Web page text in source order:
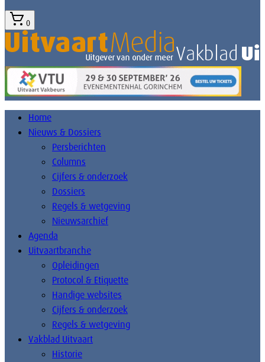
0
Home
Nieuws & Dossiers
Persberichten
Columns
Cijfers & onderzoek
Dossiers
Regels & wetgeving
Nieuwsarchief
Agenda
Uitvaartbranche
Opleidingen
Protocol & Etiquette
Handige websites
Cijfers & onderzoek
Regels & wetgeving
Vakblad Uitvaart
Historie